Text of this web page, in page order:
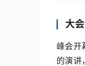
大
峰会开
的演讲